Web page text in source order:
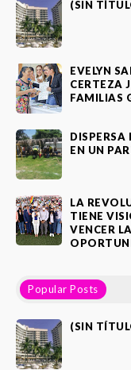
(SIN
EVELYN
CERTEZA
FAMILIAS
DISPERSA
EN UN
LA
TIENE
VENCER
Popular Posts
(SIN